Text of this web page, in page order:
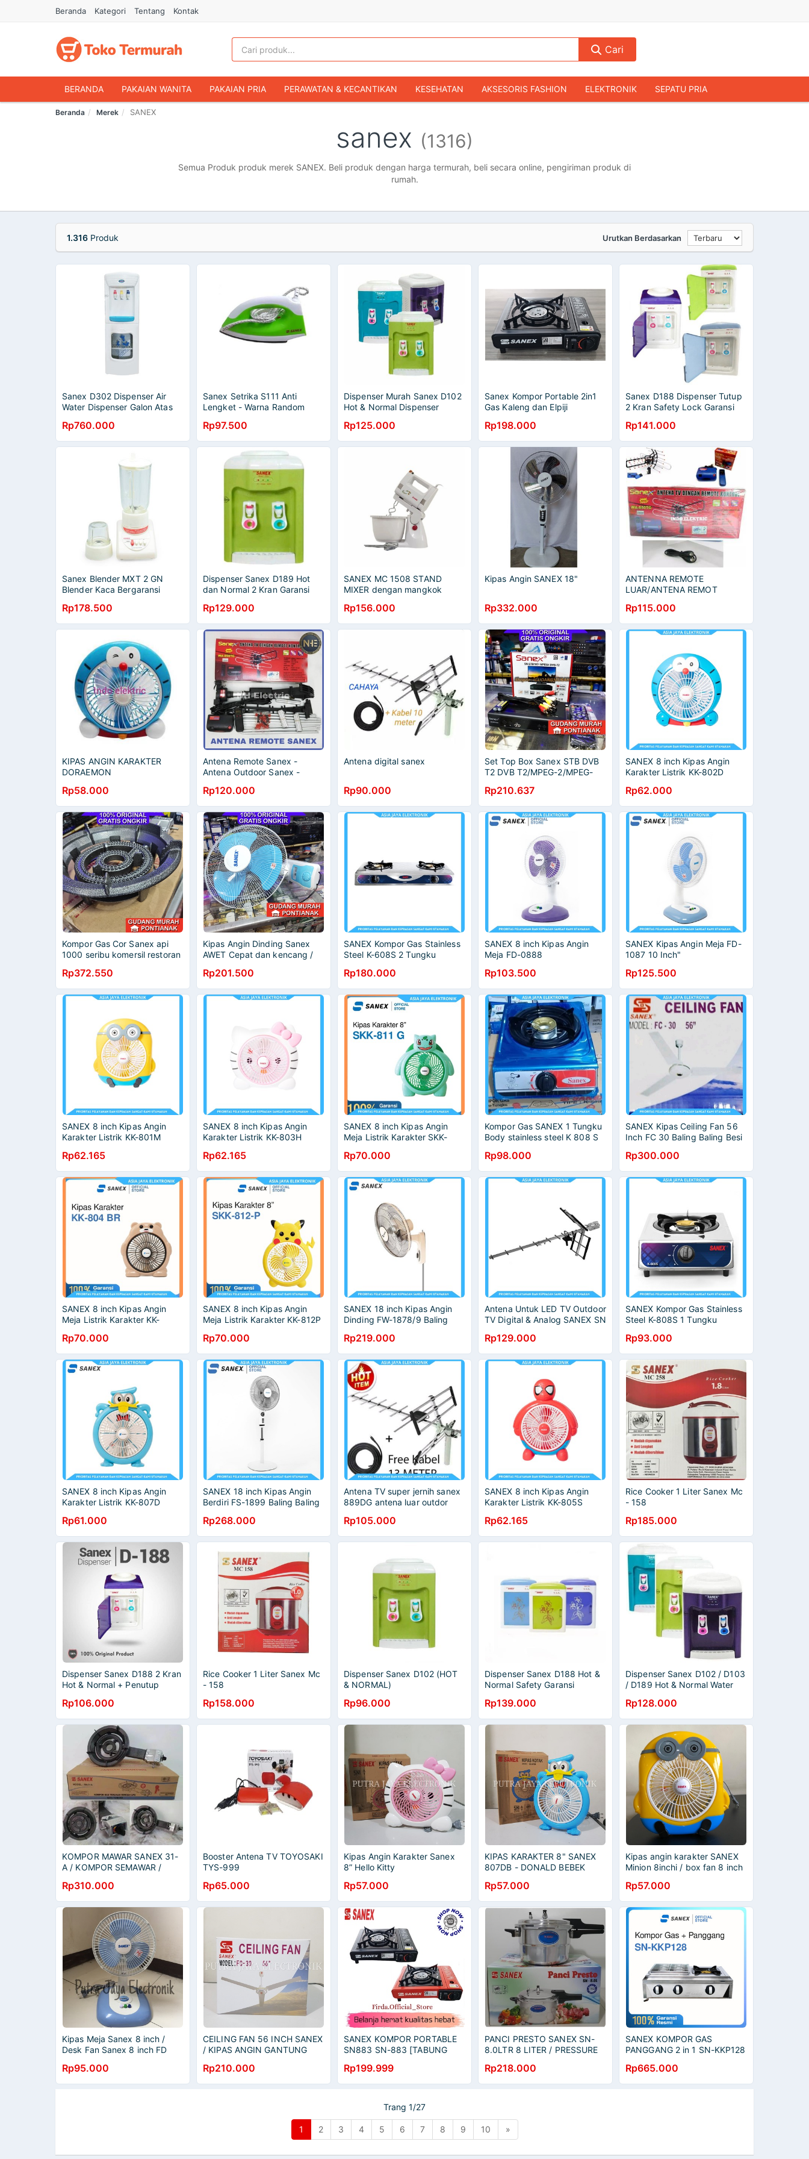
Beranda Kategori Tentang Kontak
Cari
BERANDA PAKAIAN WANITA PAKAIAN PRIA PERAWATAN & KECANTIKAN KESEHATAN AKSESORIS FASHION ELEKTRONIK SEPATU PRIA
HANDPHONE & AKSESORIS
FASHION BAYI & ANAK GAMING & KONSOL
BUKU & ALAT TULIS HOBI & KOLEKSI MOBIL SEPEDA MOTOR BUKU & MAJALAH KOMPUTER & AKSESORIS
Beranda Merek SANEX
sanex (1316)
Semua Produk produk merek SANEX. Beli produk dengan harga termurah, beli secara online, pengiriman produk di
rumah.
1.316 Produk Urutkan Berdasarkan
Sanex D302 Dispenser Air
Water Dispenser Galon Atas
Rp760.000
Sanex Setrika S111 Anti
Lengket - Warna Random
Rp97.500
Dispenser Murah Sanex D102
Hot & Normal Dispenser
DISPENSER AJA
Rp125.000
Sanex Kompor Portable 2in1
Gas Kaleng dan Elpiji
Rp198.000
Sanex D188 Dispenser Tutup
2 Kran Safety Lock Garansi
Rp141.000
Sanex Blender MXT 2 GN
Blender Kaca Bergaransi
Rp178.500
Dispenser Sanex D189 Hot
dan Normal 2 Kran Garansi
Rp129.000
SANEX MC 1508 STAND
MIXER dengan mangkok
Rp156.000
Kipas Angin SANEX 18"
Rp332.000
ANTENNA REMOTE
LUAR/ANTENA REMOT
950TG
Rp115.000
KIPAS ANGIN KARAKTER
DORAEMON
Rp58.000
Antena Remote Sanex -
Antena Outdoor Sanex -
850TG
Rp120.000
Antena digital sanex
Rp90.000
Set Top Box Sanex STB DVB
T2 DVB T2/MPEG-2/MPEG-
Rp210.637
SANEX 8 inch Kipas Angin
Karakter Listrik KK-802D
Rp62.000
Kompor Gas Cor Sanex api
1000 seribu komersil restoran
Rp372.550
Kipas Angin Dinding Sanex
AWET Cepat dan kencang /
Rp201.500
SANEX Kompor Gas Stainless
Steel K-608S 2 Tungku
Rp180.000
SANEX 8 inch Kipas Angin
Meja FD-0888
Rp103.500
SANEX Kipas Angin Meja FD-
1087 10 Inch"
Rp125.500
SANEX 8 inch Kipas Angin
Karakter Listrik KK-801M
Rp62.165
SANEX 8 inch Kipas Angin
Karakter Listrik KK-803H
Rp62.165
SANEX 8 inch Kipas Angin
Meja Listrik Karakter SKK-
Rp70.000
Kompor Gas SANEX 1 Tungku
Body stainless steel K 808 S
Rp98.000
SANEX Kipas Ceiling Fan 56
Inch FC 30 Baling Baling Besi
Rp300.000
SANEX 8 inch Kipas Angin
Meja Listrik Karakter KK-
Rp70.000
SANEX 8 inch Kipas Angin
Meja Listrik Karakter KK-812P
Rp70.000
SANEX 18 inch Kipas Angin
Dinding FW-1878/9 Baling
Rp219.000
Antena Untuk LED TV Outdoor
TV Digital & Analog SANEX SN
Rp129.000
SANEX Kompor Gas Stainless
Steel K-808S 1 Tungku
Rp93.000
SANEX 8 inch Kipas Angin
Karakter Listrik KK-807D
Rp61.000
SANEX 18 inch Kipas Angin
Berdiri FS-1899 Baling Baling
Rp268.000
Antena TV super jernih sanex
889DG antena luar outdor
Rp105.000
SANEX 8 inch Kipas Angin
Karakter Listrik KK-805S
Rp62.165
Rice Cooker 1 Liter Sanex Mc
- 158
Rp185.000
Dispenser Sanex D188 2 Kran
Hot & Normal + Penutup
Rp106.000
Rice Cooker 1 Liter Sanex Mc
- 158
Rp158.000
Dispenser Sanex D102 (HOT
& NORMAL)
Rp96.000
Dispenser Sanex D188 Hot &
Normal Safety Garansi
Rp139.000
Dispenser Sanex D102 / D103
/ D189 Hot & Normal Water
Rp128.000
KOMPOR MAWAR SANEX 31-
A / KOMPOR SEMAWAR /
Rp310.000
Booster Antena TV TOYOSAKI
TYS-999
Rp65.000
Kipas Angin Karakter Sanex
8” Hello Kitty
Rp57.000
KIPAS KARAKTER 8" SANEX
807DB - DONALD BEBEK
Rp57.000
Kipas angin karakter SANEX
Minion 8inchi / box fan 8 inch
Rp57.000
Kipas Meja Sanex 8 inch /
Desk Fan Sanex 8 inch FD
Rp95.000
CEILING FAN 56 INCH SANEX
/ KIPAS ANGIN GANTUNG
Rp210.000
SANEX KOMPOR PORTABLE
SN883 SN-883 [TABUNG
Rp199.999
PANCI PRESTO SANEX SN-
8.0LTR 8 LITER / PRESSURE
Rp218.000
SANEX KOMPOR GAS
PANGGANG 2 in 1 SN-KKP128
Rp665.000
Trang 1/27
1 2 3 4 5 6 7 8 9 10 »